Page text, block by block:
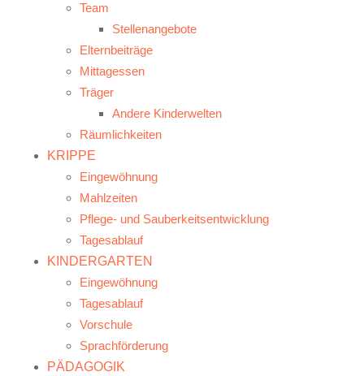
Team
Stellenangebote
Elternbeiträge
Mittagessen
Träger
Andere Kinderwelten
Räumlichkeiten
KRIPPE
Eingewöhnung
Mahlzeiten
Pflege- und Sauberkeitsentwicklung
Tagesablauf
KINDERGARTEN
Eingewöhnung
Tagesablauf
Vorschule
Sprachförderung
PÄDAGOGIK